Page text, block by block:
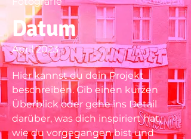
Datum
April 2023
Hier kannst du dein Projekt
beschreiben. Gib einen kurzen
Überblick oder gehe ins Detail
darüber, was dich inspiriert hat,
wie du vorgegangen bist und